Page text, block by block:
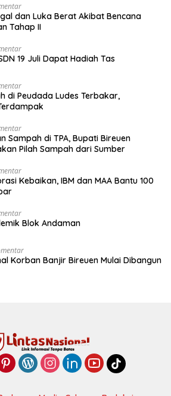
dan Luka Berat Akibat Bencana
Tahap II
19 Juli Dapat Hadiah Tas
di Peudada Ludes Terbakar,
Sampah di TPA, Bupati Bireuen
Pilah Sampah dari Sumber
Kebaikan, IBM dan MAA Bantu 100
Blok Andaman
Korban Banjir Bireuen Mulai Dibangun